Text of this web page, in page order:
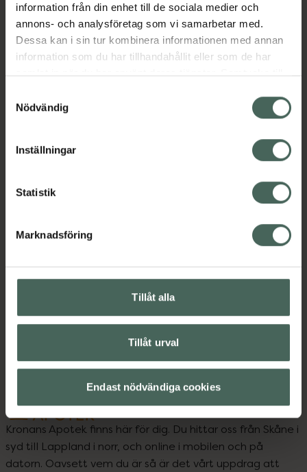
information från din enhet till de sociala medier och
annons- och analysföretag som vi samarbetar med.
Dessa kan i sin tur kombinera informationen med annan
information som du har tillhandahållit eller som de har
samlat in när du har använt deras tjänster. Samtycke till
återkalla ditt samtycke via webbplatsens
cookieinställningar. Ett återkallat samtycke påverkar inte
lagligheten av behandling som skett innan återkallelsen.
Nödvändig
Inställningar
Statistik
Marknadsföring
Tillåt alla
Tillåt urval
Endast nödvändiga cookies
Innehåll Visa
Upptäck flera produkter inom
Förkylning och feber
Kronans Apotek finns här för dig. Du hittar oss från Skåne i
syd till Lappland i norr, och online i mobilen och på
datorn. Oavsett vem du är så är det vårt uppdrag att